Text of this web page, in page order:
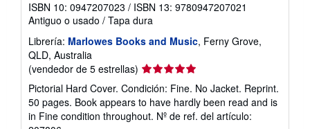
ISBN 10: 0947207023 / ISBN 13: 9780947207021
Antiguo o usado / Tapa dura
Librería: Marlowes Books and Music, Ferny Grove,
QLD, Australia
(vendedor de 5 estrellas) Calificación
del
vendedor:
5
de
Pictorial Hard Cover. Condición: Fine. No Jacket. Reprint.
50 pages. Book appears to have hardly been read and is
in Fine condition throughout. Nº de ref. del artículo: